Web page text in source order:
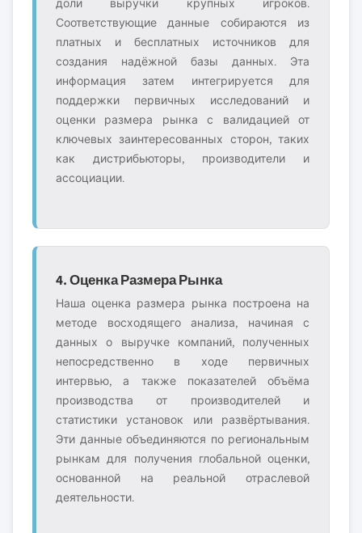
доли выручки крупных игроков.
Соответствующие данные собираются из
платных и бесплатных источников для
создания надёжной базы данных. Эта
информация затем интегрируется для
поддержки первичных исследований и
оценки размера рынка с валидацией от
ключевых заинтересованных сторон, таких
как дистрибьюторы, производители и
ассоциации.
4. Оценка Размера Рынка
Наша оценка размера рынка построена на
методе восходящего анализа, начиная с
данных о выручке компаний, полученных
непосредственно в ходе первичных
интервью, а также показателей объёма
производства от производителей и
статистики установок или развёртывания.
Эти данные объединяются по региональным
рынкам для получения глобальной оценки,
основанной на реальной отраслевой
деятельности.